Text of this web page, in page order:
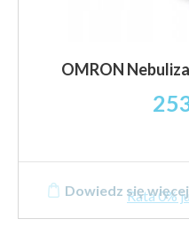
OMRON
Rata 0%
Dowiedz się więcej